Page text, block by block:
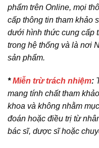
phẩm trên Online, mọi
cấp thông tin tham khảo
dưới hình thức cung cấp
trong hệ thống và là nơi
sản phẩm.
*Miễn trừ trách nhiệm:
mang tính chất tham
khoa và không nhằm
đoán hoặc điều trị từ
bác sĩ, dược sĩ hoặc